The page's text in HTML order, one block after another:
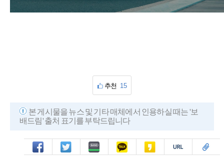
추천 15
본 게시물을 뉴스 및 기타 매체에서 인용하실 때는 '보
배드림' 출처 표기를 부탁드립니다
페북 트윗 밴드 카톡 카스 복사 스크랩